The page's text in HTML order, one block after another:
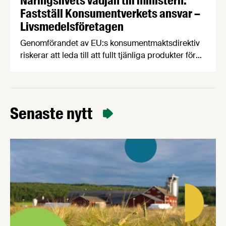
Fastställ Konsumentverkets ansvar –
Livsmedelsföretagen
Genomförandet av EU:s konsumentmaktsdirektiv
riskerar att leda till att fullt tjänliga produkter för
näringslivsorganisationer begär nu att
Senaste nytt